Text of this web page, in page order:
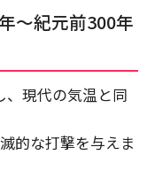
～紀元前300年
、現代の気温と同
的な打撃を与えま